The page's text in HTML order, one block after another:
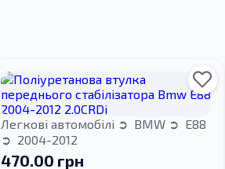
Легкові автомобілі BMW
E88
2004-2012
470.00 грн